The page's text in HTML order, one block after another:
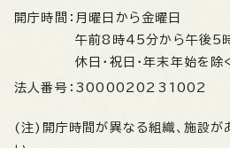
開庁時間： 月曜日から金曜日
午前8時45分から午後5
休日・祝日・年末年始を除
法人番号： 3000020231002
(注)開庁時間が異なる組織、施設が